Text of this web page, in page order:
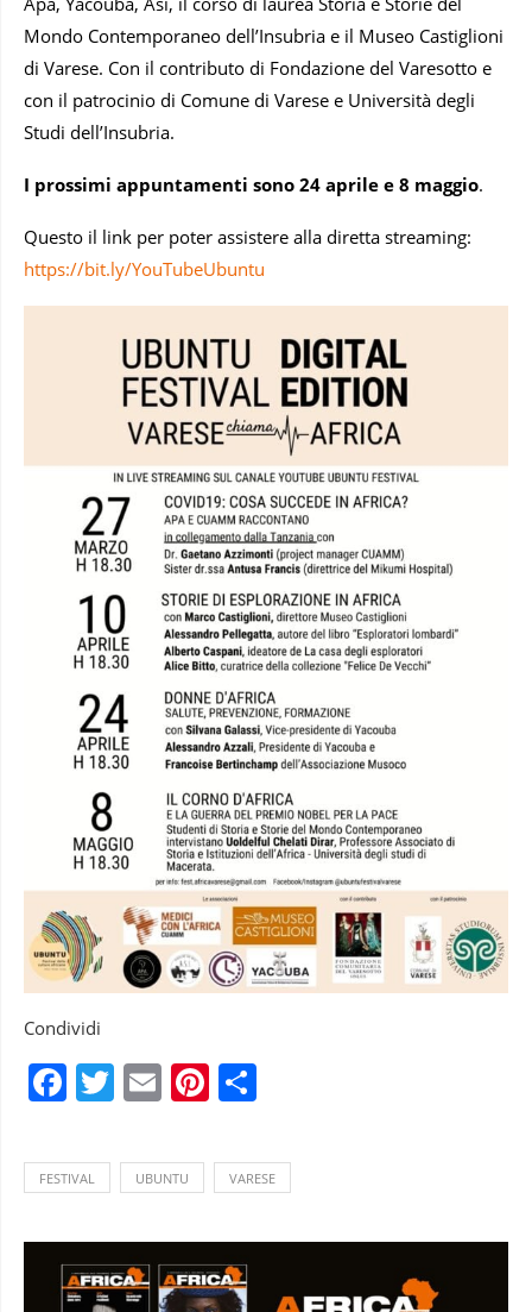
Mondo Contemporaneo dell’Insubria e il Museo Castiglioni
di Varese. Con il contributo di Fondazione del Varesotto e
con il patrocinio di Comune di Varese e Università degli
Studi dell’Insubria.
I prossimi appuntamenti sono 24 aprile e 8 maggio.
Questo il link per poter assistere alla diretta streaming:
https://bit.ly/YouTubeUbuntu
Condividi
Facebook
Twitter
EmailPinterest
FESTIVAL UBUNTU VARESE